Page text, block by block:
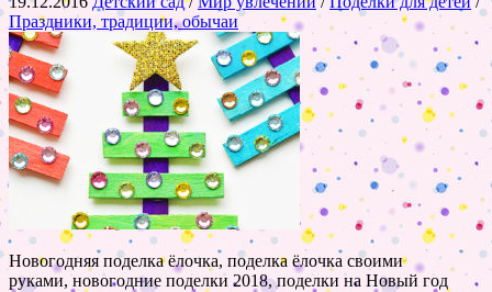
Праздники, традиции, обычаи
Новогодняя поделка ёлочка, поделка ёлочка своими
руками, новогодние поделки 2018, поделки на Новый год